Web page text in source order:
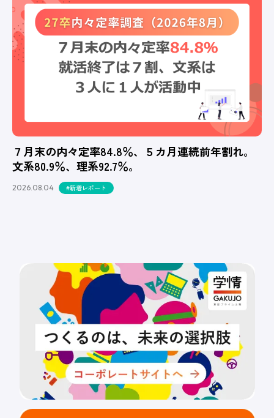
７月末の内々定率84.8％、５カ月連続前年割れ。
文系80.9％、理系92.7％。
2026.08.04 #新着レポート